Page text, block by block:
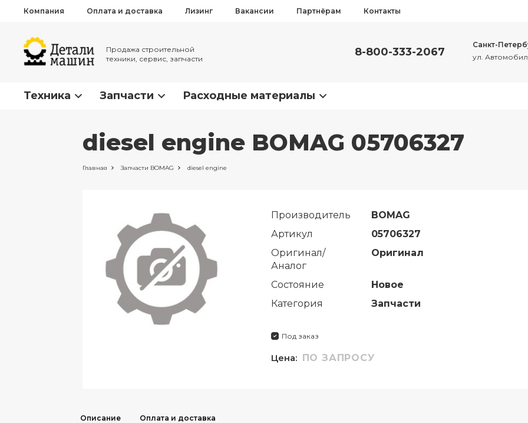
Компания Оплата и доставка Лизинг Вакансии Партнёрам Контакты
Продажа строительной
техники, сервис, запчасти
8-800-333-2067
Санкт-
ул.
Техника Запчасти Расходные материалы
diesel engine BOMAG 05706327
Главная Запчасти BOMAG diesel engine
Производитель
BOMAG
Артикул
05706327
Оригинал/
Аналог
Оригинал
Состояние
Новое
Категория
Запчасти
Под заказ
Цена: ПО ЗАПРОСУ
Описание Оплата и доставка